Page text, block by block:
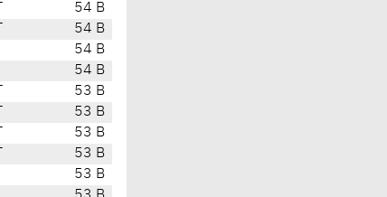
54 B
54 B
54 B
54 B
53 B
53 B
53 B
53 B
53 B